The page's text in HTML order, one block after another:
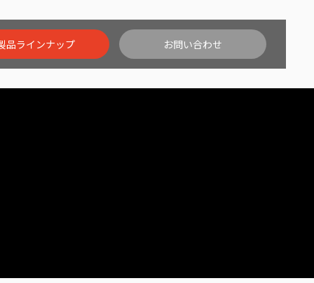
品ラインナップ お問い合わせ